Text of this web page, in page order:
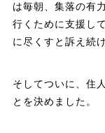
は毎朝、集落の有
行くために支援し
に尽くすと訴え続
そしてついに、住
とを決めました。